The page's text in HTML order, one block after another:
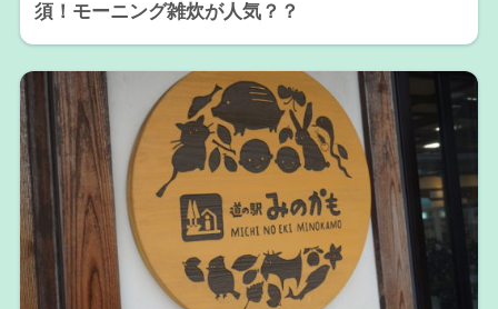
須！モーニング雑炊が人気？？